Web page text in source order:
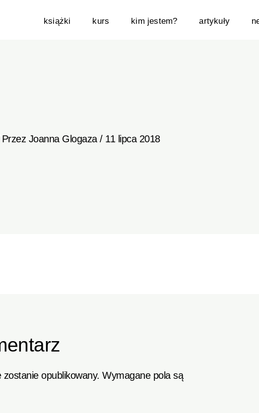
książki kurs kim jestem? artykuły
Joanna Glogaza/ 11 lipca 2018
opublikowany. Wymagane pola są